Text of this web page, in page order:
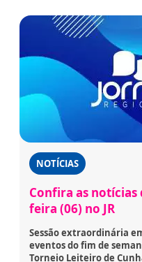
NOTÍCIAS
Confira as
feira (06) no JR
Sessão extraordinária
eventos do fim de
Torneio Leiteiro de